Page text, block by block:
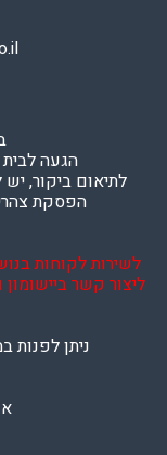
הגעה
לתיאום ביקור, יש
הפסקת צהריים
לשירות לקוחות
ליצור קשר
ניתן לפנות